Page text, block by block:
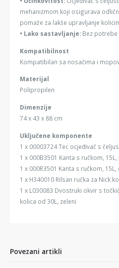
mehanizmom koji osigurava
pomaže za lakše upravljanje
• Lako sastavljanje: Bez potrebe
Kompatibilnost
Kompatibilan sa nosačima i
Materijal
Polipropilen
Dimenzije
74 x 43 x 88 cm
Uključene komponente
1 x 00003724 Tec ocjeđivač s
1 x 000B3501 Kanta s ručkom, 15L,
1 x 000R3501 Kanta s ručkom, 15L,
1 x H340010 Rilsan ručka za Nick
1 x L030083 Dvostruki okvir s
kolica od 30L, zeleni
Povezani artikli